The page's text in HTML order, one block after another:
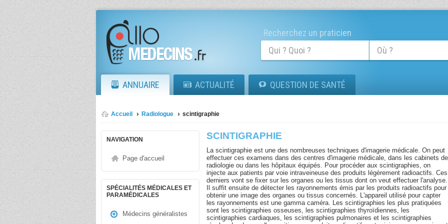
Recherchez un praticien
ANNUAIRE ACTUALITÉ QUESTION DE SANTÉ
Accueil Radiologue scintigraphie
NAVIGATION
Page d'accueil
SPÉCIALITÉS MÉDICALES ET
PARAMÉDICALES
Médecins généralistes
SCINTIGRAPHIE
La scintigraphie est une des nombreuses techniques d'imagerie médicale. On peut
effectuer ces examens dans des centres d'imagerie médicale, dans les cabinets de
radiologie ou dans les hôpitaux équipés. Pour procéder aux scintigraphies, on
injecte aux patients par voie intraveineuse des produits légèrement radioactifs. Ces
derniers vont se fixer sur les organes ou les tissus dont on veut effectuer l'analyse.
Il suffit ensuite de détecter les rayonnements émis par les produits radioactifs pour
obtenir une image des organes ou tissus concernés. L'appareil utilisé pour capter
les rayonnements est une gamma caméra. Les scintigraphies les plus pratiquées
sont les scintigraphies osseuses, les scintigraphies thyroïdiennes, les
scintigraphies cardiaques, les scintigraphies pulmonaires et les scintigraphies